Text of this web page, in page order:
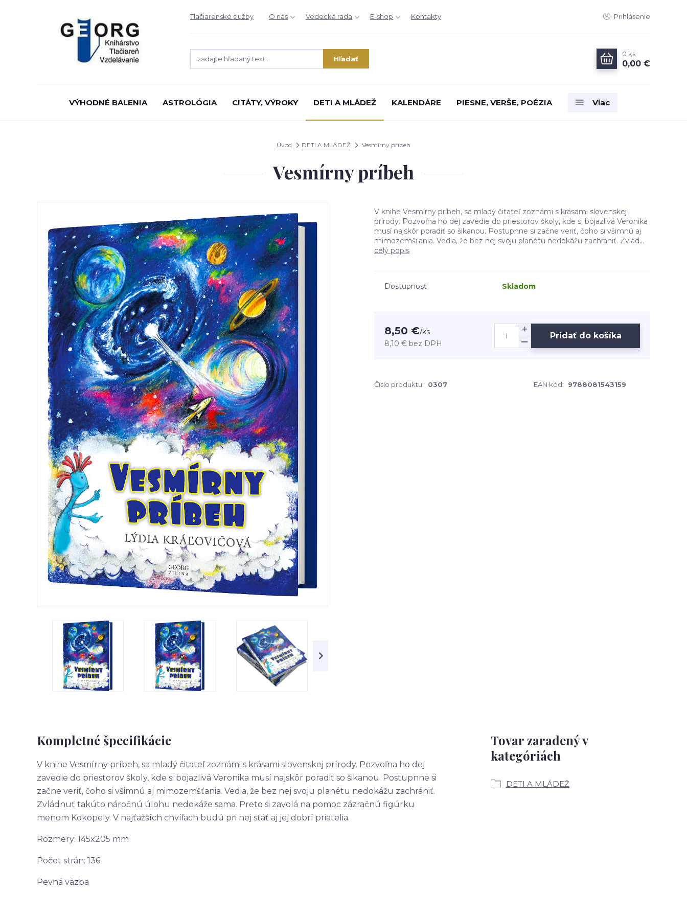
Tlačiarenské služby O nás Vedecká rada E-shop Kontakty Prihlásenie
Hľadať
0 ks
0,00 €
VÝHODNÉ BALENIA ASTROLÓGIA CITÁTY, VÝROKY DETI A MLÁDEŽ KALENDÁRE PIESNE, VERŠE, POÉZIA Viac
Úvod DETI A MLÁDEŽ Vesmírny príbeh
Vesmírny príbeh
V knihe Vesmírny príbeh, sa mladý čitateľ zoznámi s krásami slovenskej
prírody. Pozvoľna ho dej zavedie do priestorov školy, kde si bojazlivá Veronika
musí najskôr poradiť so šikanou. Postupnne si začne veriť, čoho si všimnú aj
mimozemšťania. Vedia, že bez nej svoju planétu nedokážu zachrániť. Zvlád...
celý popis
Dostupnosť Skladom
8,50 €/ks
8,10 € bez DPH
Pridať do košíka
Číslo produktu: 0307 EAN kód: 9788081543159
Kompletné špecifikácie
V knihe Vesmírny príbeh, sa mladý čitateľ zoznámi s krásami slovenskej prírody. Pozvoľna ho dej
zavedie do priestorov školy, kde si bojazlivá Veronika musí najskôr poradiť so šikanou. Postupnne si
začne veriť, čoho si všimnú aj mimozemšťania. Vedia, že bez nej svoju planétu nedokážu zachrániť.
Zvládnuť takúto náročnú úlohu nedokáže sama. Preto si zavolá na pomoc zázračnú figúrku
menom Kokopely. V najťažších chvíľach budú pri nej stáť aj jej dobrí priatelia.
Rozmery: 145x205 mm
Počet strán: 136
Pevná väzba
Tovar zaradený v
kategóriách
DETI A MLÁDEŽ